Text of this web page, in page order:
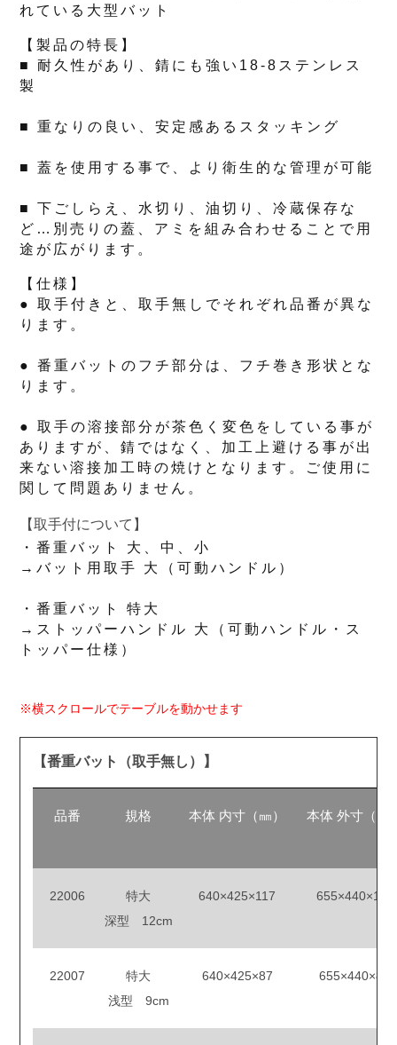
れている大型バット
【製品の特長】
■ 耐久性があり、錆にも強い18-8ステンレス
製
■ 重なりの良い、安定感あるスタッキング
■ 蓋を使用する事で、より衛生的な管理が可能
■ 下ごしらえ、水切り、油切り、冷蔵保存な
ど…別売りの蓋、アミを組み合わせることで用
途が広がります。
【仕様】
● 取手付きと、取手無しでそれぞれ品番が異な
ります。
● 番重バットのフチ部分は、フチ巻き形状とな
ります。
● 取手の溶接部分が茶色く変色をしている事が
ありますが、錆ではなく、加工上避ける事が出
来ない溶接加工時の焼けとなります。ご使用に
関して問題ありません。
【取手付について】
・番重バット 大、中、小
→バット用取手 大（可動ハンドル）
・番重バット 特大
→ストッパーハンドル 大（可動ハンドル・ス
トッパー仕様）
※横スクロールでテーブルを動かせます
【番重バット（取手無し）】
品番 規格 本体 内寸（㎜） 本体 外寸（㎜
22006
特大
深型 12cm
640×425×117 655×440×118
22007
特大
浅型 9cm
640×425×87 655×440×88